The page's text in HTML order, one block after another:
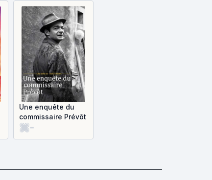
Une enquête du
commissaire Prévôt
-